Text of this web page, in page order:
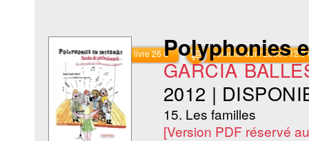
Commander le livre 26 € Commander l'Ebook 12.9
Polyphonies
GARCIA
2012 |
15. Les familles
[Version PDF réservé